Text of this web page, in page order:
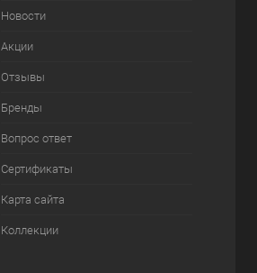
Новости
Акции
Отзывы
Бренды
Вопрос ответ
Сертификаты
Карта сайта
Коллекции